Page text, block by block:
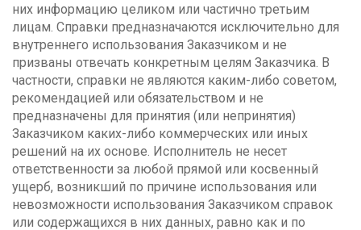
них информацию целиком или частично третьим
лицам. Справки предназначаются исключительно для
внутреннего использования Заказчиком и не
призваны отвечать конкретным целям Заказчика. В
частности, справки не являются каким-либо советом,
рекомендацией или обязательством и не
предназначены для принятия (или непринятия)
Заказчиком каких-либо коммерческих или иных
решений на их основе. Исполнитель не несет
ответственности за любой прямой или косвенный
ущерб, возникший по причине использования или
невозможности использования Заказчиком справок
или содержащихся в них данных, равно как и по